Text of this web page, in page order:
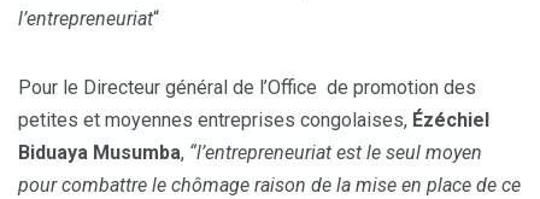
l’entrepreneuriat“
Pour le Directeur général de l’Office de promotion des
petites et moyennes entreprises congolaises, Ézéchiel
Biduaya Musumba, “l’entrepreneuriat est le seul moyen
pour combattre le chômage raison de la mise en place de ce